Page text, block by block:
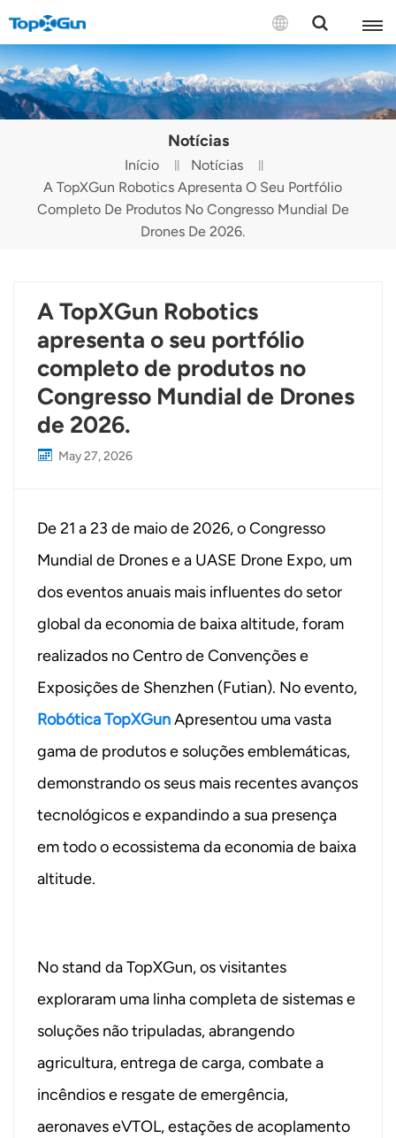
CONTACTE-NOS
English
Español
Русский
Português(Portugal)
Türkçe
Tiếng Việt
Notícias
Início
Notícias
A TopXGun Robotics Apresenta O Seu Portfólio
Completo De Produtos No Congresso Mundial De
Drones De 2026.
A TopXGun Robotics
apresenta o seu portfólio
completo de produtos no
Congresso Mundial de Drones
de 2026.
May 27, 2026
De 21 a 23 de maio de 2026, o Congresso
Mundial de Drones e a UASE Drone Expo, um
dos eventos anuais mais influentes do setor
global da economia de baixa altitude, foram
realizados no Centro de Convenções e
Exposições de Shenzhen (Futian). No evento,
Robótica TopXGunApresentou uma vasta
gama de produtos e soluções emblemáticas,
demonstrando os seus mais recentes avanços
tecnológicos e expandindo a sua presença
em todo o ecossistema da economia de baixa
altitude.
No stand da TopXGun, os visitantes
exploraram uma linha completa de sistemas e
soluções não tripuladas, abrangendo
agricultura, entrega de carga, combate a
incêndios e resgate de emergência,
aeronaves eVTOL, estações de acoplamento